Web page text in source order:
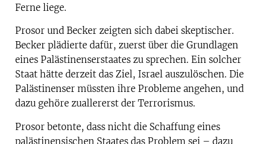
Ferne liege.
Prosor und Becker zeigten sich dabei skeptischer.
Becker plädierte dafür, zuerst über die Grundlagen
eines Palästinenserstaates zu sprechen. Ein solcher
Staat hätte derzeit das Ziel, Israel auszulöschen. Die
Palästinenser müssten ihre Probleme angehen, und
dazu gehöre zuallererst der Terrorismus.
Prosor betonte, dass nicht die Schaffung eines
palästinensischen Staates das Problem sei – dazu